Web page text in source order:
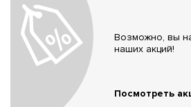
Возможно, вы
наших акций!
Посмотреть